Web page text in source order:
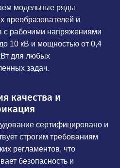
модельные ряды
преобразователей и
с рабочими напряжениями
10 кВ и мощностью от 0,4
для любых
задач.
качества и
сертифицировано и
строгим требованиям
регламентов, что
безопасность и